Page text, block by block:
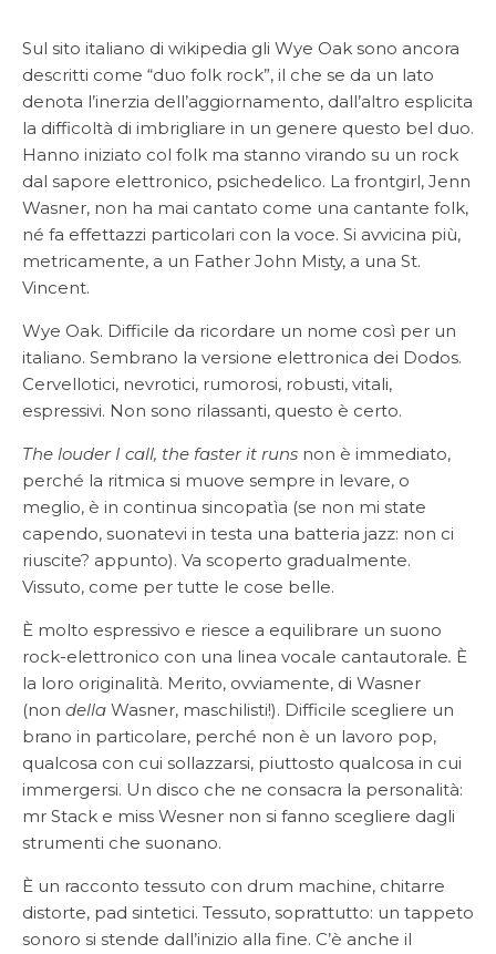
Sul sito italiano di wikipedia gli Wye Oak sono ancora
descritti come “duo folk rock”, il che se da un lato
denota l’inerzia dell’aggiornamento, dall’altro esplicita
la difficoltà di imbrigliare in un genere questo bel duo.
Hanno iniziato col folk ma stanno virando su un rock
dal sapore elettronico, psichedelico. La frontgirl, Jenn
Wasner, non ha mai cantato come una cantante folk,
né fa effettazzi particolari con la voce. Si avvicina più,
metricamente, a un Father John Misty, a una St.
Vincent.
Wye Oak. Difficile da ricordare un nome così per un
italiano. Sembrano la versione elettronica dei Dodos.
Cervellotici, nevrotici, rumorosi, robusti, vitali,
espressivi. Non sono rilassanti, questo è certo.
The louder I call, the faster it runs non è immediato,
perché la ritmica si muove sempre in levare, o
meglio, è in continua sincopatìa (se non mi state
capendo, suonatevi in testa una batteria jazz: non ci
riuscite? appunto). Va scoperto gradualmente.
Vissuto, come per tutte le cose belle.
È molto espressivo e riesce a equilibrare un suono
rock-elettronico con una linea vocale cantautorale. È
la loro originalità. Merito, ovviamente, di Wasner
(non della Wasner, maschilisti!). Difficile scegliere un
brano in particolare, perché non è un lavoro pop,
qualcosa con cui sollazzarsi, piuttosto qualcosa in cui
immergersi. Un disco che ne consacra la personalità:
mr Stack e miss Wesner non si fanno scegliere dagli
strumenti che suonano.
È un racconto tessuto con drum machine, chitarre
distorte, pad sintetici. Tessuto, soprattutto: un tappeto
sonoro si stende dall’inizio alla fine. C’è anche il